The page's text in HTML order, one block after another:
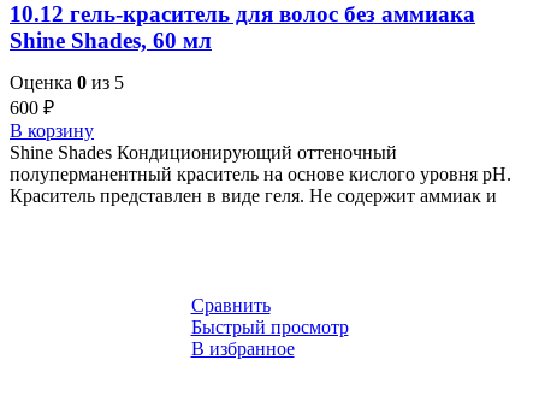
10.12 гель-краситель для волос без аммиака
Shine Shades, 60 мл
Оценка 0 из 5
600 ₽
В корзину
Shine Shades Кондиционирующий оттеночный
полуперманентный краситель на основе кислого уровня pH.
Краситель представлен в виде геля. Не содержит аммиак и
Сравнить
Быстрый просмотр
В избранное